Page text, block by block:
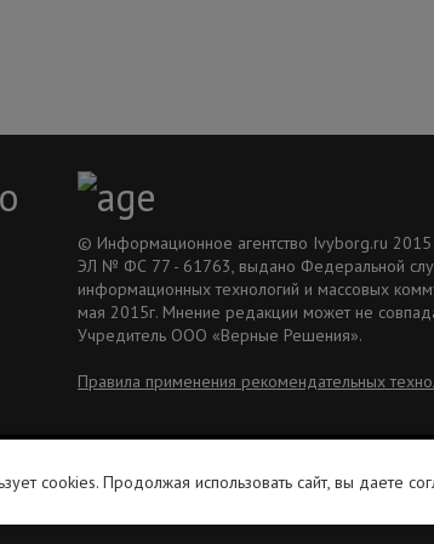
© Информационное агентство Ivyborg.ru 2015
ЭЛ № ФС 77 - 61763, выдано Федеральной
информационных технологий и массовых
мая 2015г. Мнение редакции может не
Учредитель ООО «Верные Решения».
Правила применения рекомендательных
и международных неправительственных организаций,
В России
cookies. Продолжая использовать сайт, вы даете